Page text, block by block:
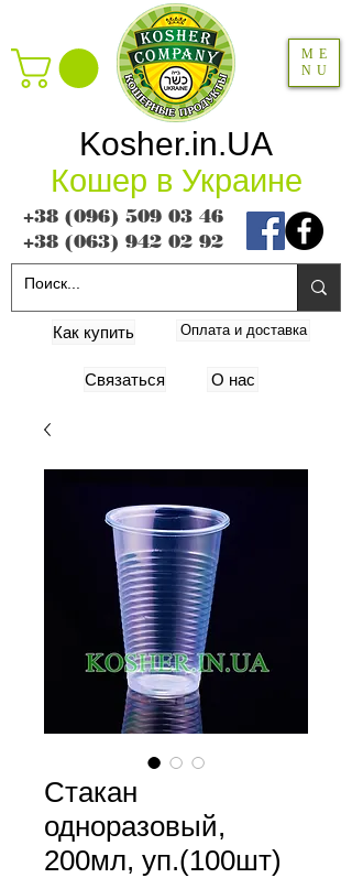
Kosher.in.UA
+38 (096) 509 03 46
+38 (063) 942 02 92
Кошер в Украине
Оплата и доставка
О нас
Связаться
Как купить
ME
NU
Стакан
одноразовый,
200мл, уп.(100шт)